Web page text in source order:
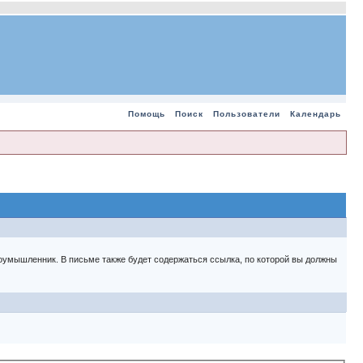
Помощь Поиск Пользователи Календарь
В письме также будет содержаться ссылка, по которой вы должны